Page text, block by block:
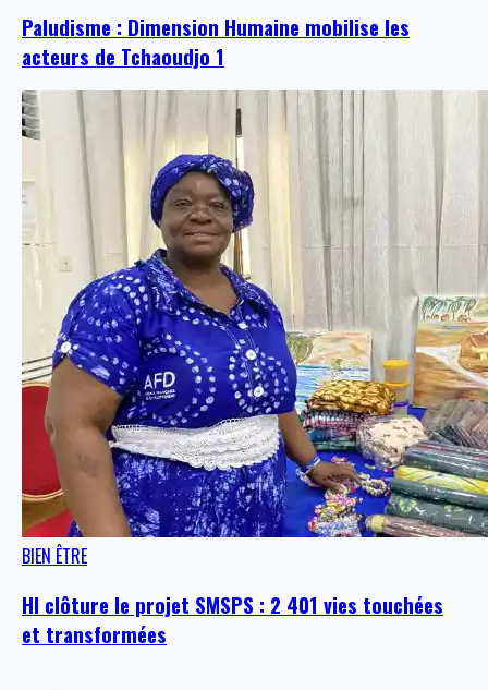
Paludisme : Dimension Humaine mobilise les
acteurs de Tchaoudjo 1
BIEN ÊTRE
HI clôture le projet SMSPS : 2 401 vies touchées
et transformées